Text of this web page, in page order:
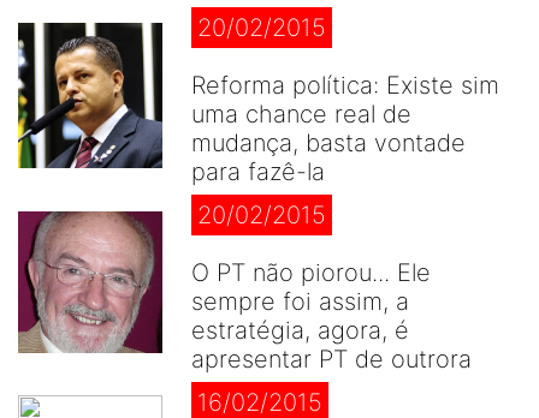
20/02/2015
Reforma política: Existe sim
uma chance real de
mudança, basta vontade
para fazê-la
20/02/2015
O PT não piorou... Ele
sempre foi assim, a
estratégia, agora, é
apresentar PT de outrora
16/02/2015